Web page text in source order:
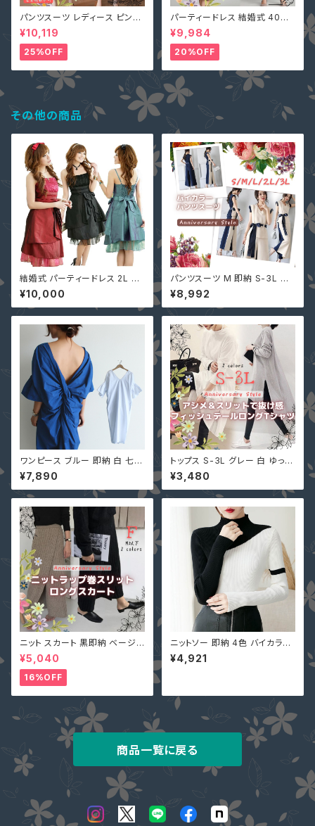
パンツスーツ レディース ピンク
2L (L寄り) 3L 即納 S M L 4L
黒 XZ-X99616 レース 七分袖
ガウチョパンツ ペプラム リボン
¥10,119
25%OFF
パーティードレス 結婚式 40代
大きいサイズ オリーブ L(S寄り
M) 5L 即納 2L 3L 4L 6L MD
-1164467 袖あり 七分袖 花柄
刺繍 総レース ワンピース タイ
ト Aライン 春
¥9,984
20%OFF
その他の商品
結婚式 パーティードレス 2L 3L
黒 大きいサイズ チュール プリー
ツ ワンピース LSFS-11106 15
号 フォーマル パーティードレス
¥10,000
パンツスーツ M 即納 S-3L ベ
ージュ セットアップ 上下セット
DT0046 バイカラー レディー
ス Ｔシャツ+パンツ ２点セット O
¥8,992
ワンピース ブルー 即納 白 七分
袖 背中開き ねじり ロング 綿 コ
ットン ホワイト ブルー F u9301
6 バックシャン バックツイスト
¥7,890
トップス S-3L グレー 白 ゆった
り 大きいサイズ チュニック ワン
ピース 即納 9001047 ロンT
シャツ サイドスリット ホワイト
¥3,480
ニット スカート 黒即納 ベージュ
フリー スリット ボトムス 個性的
美脚 ウエストゴム 90010426
ロングスカート リブ編み 巻きス
カート風 ラップ
¥5,040
16%OFF
ニットソー 即納 4色 バイカラー
トップス ニット カットソー ハイ
ネック スリム 着痩せ 切り替え
¥4,921
商品一覧に戻る